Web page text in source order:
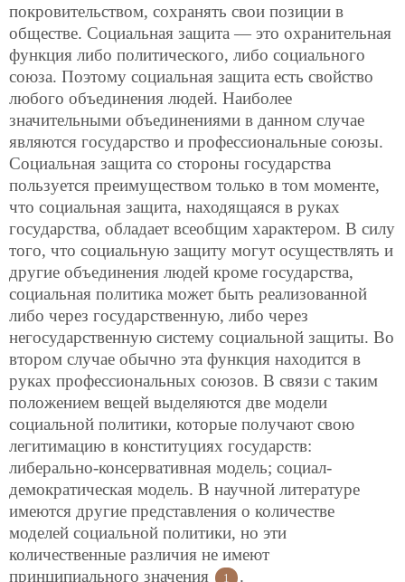
покровительством, сохранять свои позиции в
обществе. Социальная защита — это охранительная
функция либо политического, либо социального
союза. Поэтому социальная защита есть свойство
любого объединения людей. Наиболее
значительными объединениями в данном случае
являются государство и профессиональные союзы.
Социальная защита со стороны государства
пользуется преимуществом только в том моменте,
что социальная защита, находящаяся в руках
государства, обладает всеобщим характером. В силу
того, что социальную защиту могут осуществлять и
другие объединения людей кроме государства,
социальная политика может быть реализованной
либо через государственную, либо через
негосударственную систему социальной защиты. Во
втором случае обычно эта функция находится в
руках профессиональных союзов. В связи с таким
положением вещей выделяются две модели
социальной политики, которые получают свою
легитимацию в конституциях государств:
либерально-консервативная модель; социал-
демократическая модель. В научной литературе
имеются другие представления о количестве
моделей социальной политики, но эти
количественные различия не имеют
принципиального значения
1 .